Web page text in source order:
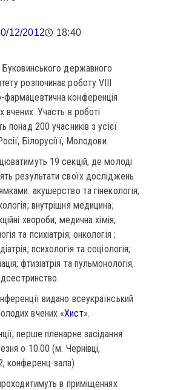
12/2012 18:40
Буковинського державного
розпочинає роботу VIII
конференція
вчених. Участь в роботі
понад 200 учасників з усієї
Білорусіїї, Молодови.
19 секцій, де молоді
результати своїх досліджень
акушерство та гінекологія;
внутрішня медицина;
хвороби; медична хімія;
та психіатрія; онкологія ;
психологія та соціологія;
фтизіатрія та пульмонологія;
видано всеукраїнський
вчених «Хист».
перше пленарне засідання
о 10.00 (м. Чернівці,
конференц-зала)
в приміщеннях